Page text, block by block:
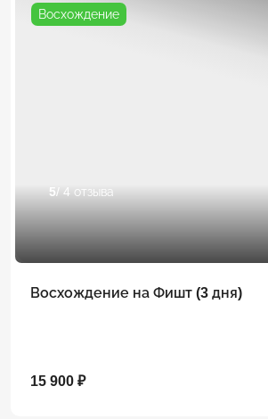
Восхождение
5/ 4 отзыва
Восхождение на Фишт (3 дня)
15 900 ₽